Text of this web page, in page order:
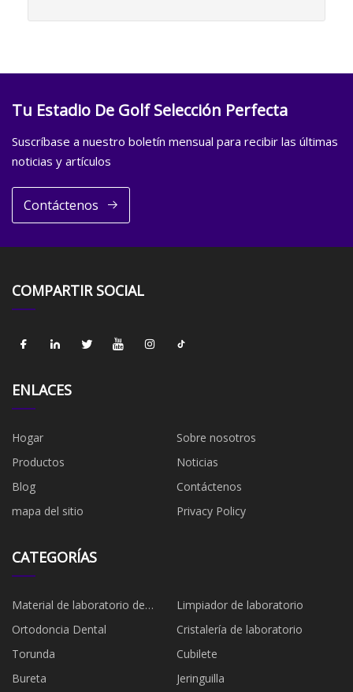
Tu Estadio De Golf Selección Perfecta
Suscríbase a nuestro boletín mensual para recibir las últimas
noticias y artículos
Contáctenos
COMPARTIR SOCIAL
ENLACES
Hogar
Sobre nosotros
Productos
Noticias
Blog
Contáctenos
mapa del sitio
Privacy Policy
CATEGORÍAS
Material de laboratorio de
plástico
Limpiador de laboratorio
Ortodoncia Dental
Cristalería de laboratorio
Torunda
Cubilete
Bureta
Jeringuilla